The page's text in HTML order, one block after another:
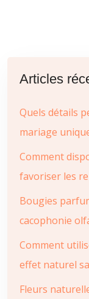
Articles
Quels détails
mariage
Comment
favoriser les
Bougies
cacophonie
Comment
effet naturel
Fleurs